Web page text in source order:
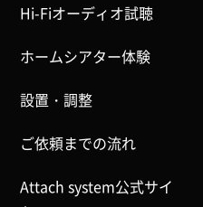
Hi-Fiオーディオ試聴
ホームシアター体験
設置・調整
ご依頼までの流れ
Attach system公式サイ